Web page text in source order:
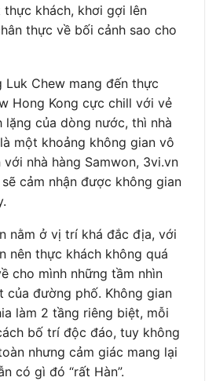
khách, khơi gợi lên
thực về bối cảnh sao cho
Luk Chew mang đến thực
Hong Kong cực chill với vẻ
lặng của dòng nước, thì nhà
một khoảng không gian vô
nhà hàng Samwon, 3vi.vn
cảm nhận được không gian
nằm ở vị trí khá đắc địa, với
nên thực khách không quá
cho mình những tầm nhìn
của đường phố. Không gian
làm 2 tầng riêng biệt, mỗi
bố trí độc đáo, tuy không
nhưng cảm giác mang lại
có gì đó “rất Hàn”.